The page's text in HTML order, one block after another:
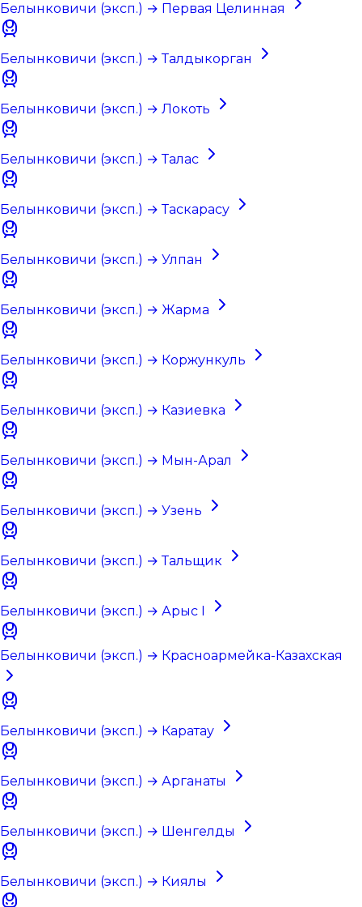
Белынковичи (эксп.) → Первая Целинная
Белынковичи (эксп.) → Талдыкорган
Белынковичи (эксп.) → Локоть
Белынковичи (эксп.) → Талас
Белынковичи (эксп.) → Таскарасу
Белынковичи (эксп.) → Улпан
Белынковичи (эксп.) → Жарма
Белынковичи (эксп.) → Коржункуль
Белынковичи (эксп.) → Казиевка
Белынковичи (эксп.) → Мын-Арал
Белынковичи (эксп.) → Узень
Белынковичи (эксп.) → Тальщик
Белынковичи (эксп.) → Арыс I
Белынковичи (эксп.) → Красноармейка-Казахская
Белынковичи (эксп.) → Каратау
Белынковичи (эксп.) → Арганаты
Белынковичи (эксп.) → Шенгелды
Белынковичи (эксп.) → Киялы